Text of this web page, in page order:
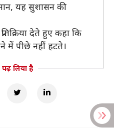
यह सुशासन की
देते हुए कहा कि
में पीछे नहीं हटते।
लिया है